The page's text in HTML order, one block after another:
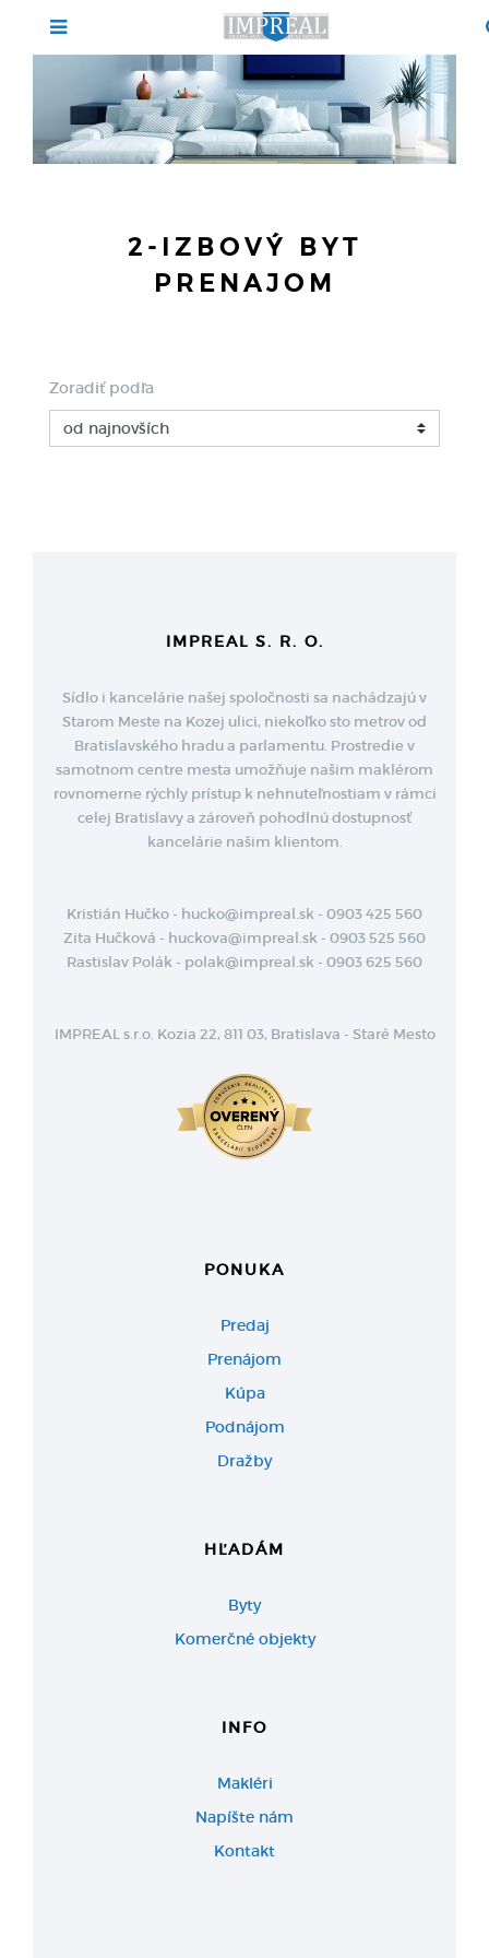
2-IZBOVÝ BYT
PRENAJOM
Zoradiť podľa
IMPREAL S. R. O.
Sídlo i kancelárie našej spoločnosti sa nachádzajú v
Starom Meste na Kozej ulici, niekoľko sto metrov od
Bratislavského hradu a parlamentu. Prostredie v
samotnom centre mesta umožňuje našim maklérom
rovnomerne rýchly prístup k nehnuteľnostiam v rámci
celej Bratislavy a zároveň pohodlnú dostupnosť
kancelárie našim klientom.
Kristián Hučko - hucko@impreal.sk - 0903 425 560
Zita Hučková - huckova@impreal.sk - 0903 525 560
Rastislav Polák - polak@impreal.sk - 0903 625 560
IMPREAL s.r.o. Kozia 22, 811 03, Bratislava - Staré Mesto
PONUKA
Predaj
Prenájom
Kúpa
Podnájom
Dražby
HĽADÁM
Byty
Komerčné objekty
INFO
Makléri
Napíšte nám
Kontakt